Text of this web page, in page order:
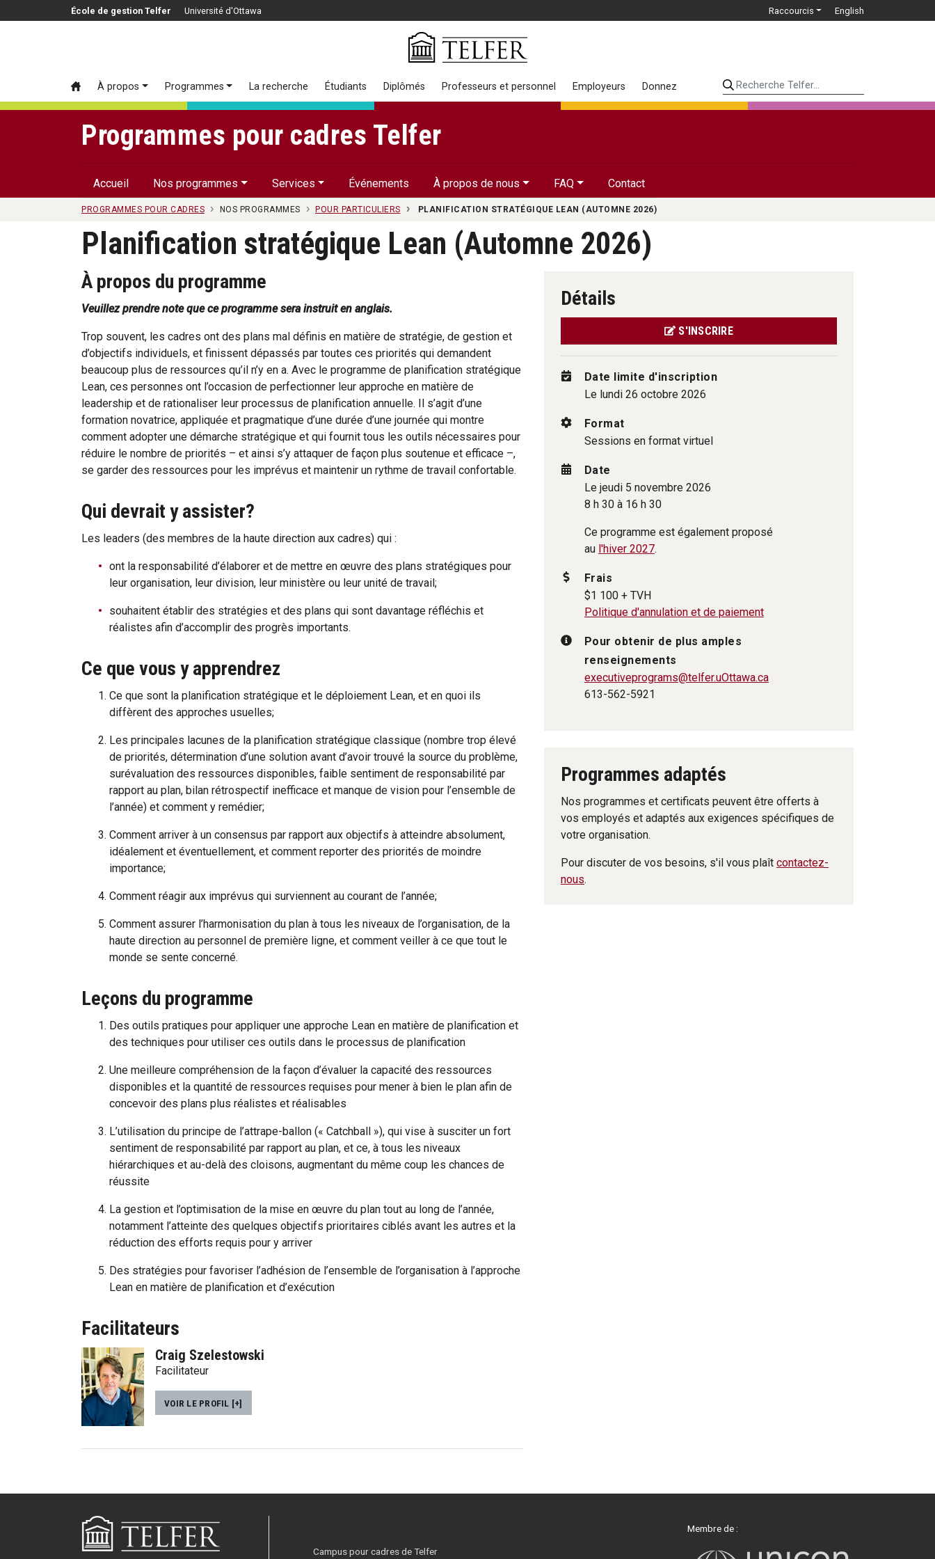
Passer au contenu principal
École de gestion Telfer Université d'Ottawa Raccourcis English
À propos Programmes La recherche Étudiants Diplômés Professeurs et personnel Employeurs DonnezRecherche Telfer...
Programmes pour cadres Telfer
Accueil Nos programmes Services Événements À propos de nous FAQ Contact
PROGRAMMES POUR CADRES NOS PROGRAMMES POUR PARTICULIERS PLANIFICATION STRATÉGIQUE LEAN (AUTOMNE 2026)
Planification stratégique Lean (Automne 2026)
À propos du programme
Veuillez prendre note que ce programme sera instruit en anglais.
Trop souvent, les cadres ont des plans mal définis en matière de stratégie, de gestion et
d’objectifs individuels, et finissent dépassés par toutes ces priorités qui demandent
beaucoup plus de ressources qu’il n’y en a. Avec le programme de planification stratégique
Lean, ces personnes ont l’occasion de perfectionner leur approche en matière de
leadership et de rationaliser leur processus de planification annuelle. Il s’agit d’une
formation novatrice, appliquée et pragmatique d’une durée d’une journée qui montre
comment adopter une démarche stratégique et qui fournit tous les outils nécessaires pour
réduire le nombre de priorités – et ainsi s’y attaquer de façon plus soutenue et efficace –,
se garder des ressources pour les imprévus et maintenir un rythme de travail confortable.
Qui devrait y assister?
Les leaders (des membres de la haute direction aux cadres) qui :
ont la responsabilité d’élaborer et de mettre en œuvre des plans stratégiques pour
leur organisation, leur division, leur ministère ou leur unité de travail;
souhaitent établir des stratégies et des plans qui sont davantage réfléchis et
réalistes afin d’accomplir des progrès importants.
Ce que vous y apprendrez
Ce que sont la planification stratégique et le déploiement Lean, et en quoi ils
diffèrent des approches usuelles;
Les principales lacunes de la planification stratégique classique (nombre trop élevé
de priorités, détermination d’une solution avant d’avoir trouvé la source du problème,
surévaluation des ressources disponibles, faible sentiment de responsabilité par
rapport au plan, bilan rétrospectif inefficace et manque de vision pour l’ensemble de
l’année) et comment y remédier;
Comment arriver à un consensus par rapport aux objectifs à atteindre absolument,
idéalement et éventuellement, et comment reporter des priorités de moindre
importance;
Comment réagir aux imprévus qui surviennent au courant de l’année;
Comment assurer l’harmonisation du plan à tous les niveaux de l’organisation, de la
haute direction au personnel de première ligne, et comment veiller à ce que tout le
monde se sente concerné.
Leçons du programme
Des outils pratiques pour appliquer une approche Lean en matière de planification et
des techniques pour utiliser ces outils dans le processus de planification
Une meilleure compréhension de la façon d’évaluer la capacité des ressources
disponibles et la quantité de ressources requises pour mener à bien le plan afin de
concevoir des plans plus réalistes et réalisables
L’utilisation du principe de l’attrape-ballon (« Catchball »), qui vise à susciter un fort
sentiment de responsabilité par rapport au plan, et ce, à tous les niveaux
hiérarchiques et au-delà des cloisons, augmentant du même coup les chances de
réussite
La gestion et l’optimisation de la mise en œuvre du plan tout au long de l’année,
notamment l’atteinte des quelques objectifs prioritaires ciblés avant les autres et la
réduction des efforts requis pour y arriver
Des stratégies pour favoriser l’adhésion de l’ensemble de l’organisation à l’approche
Lean en matière de planification et d’exécution
Facilitateurs
Craig Szelestowski
Facilitateur
VOIR LE PROFIL [+]
Détails
S'INSCRIRE
Date limite d'inscription
Le lundi 26 octobre 2026
Format
Sessions en format virtuel
Date
Le jeudi 5 novembre 2026
8 h 30 à 16 h 30
Ce programme est également proposé
au l'hiver 2027.
Frais
$1 100 + TVH
Politique d'annulation et de paiement
Pour obtenir de plus amples
renseignements
executiveprograms@telfer.uOttawa.ca
613-562-5921
Programmes adaptés
Nos programmes et certificats peuvent être offerts à
vos employés et adaptés aux exigences spécifiques de
votre organisation.
Pour discuter de vos besoins, s'il vous plaît contactez-
nous.
Campus pour cadres de Telfer
Membre de :